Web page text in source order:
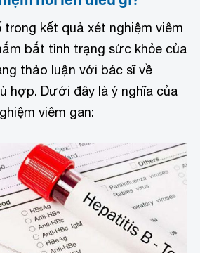
trong kết quả xét nghiệm viêm
bắt tình trạng sức khỏe của
thảo luận với bác sĩ về
hợp. Dưới đây là ý nghĩa của
viêm gan: